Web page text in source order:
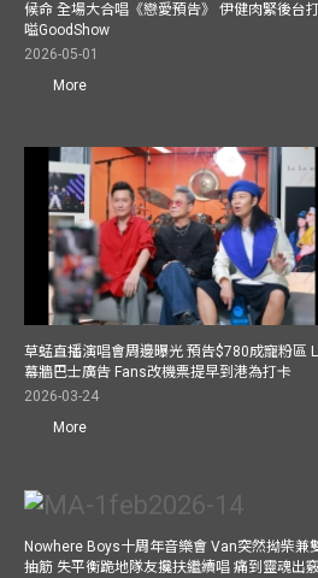
候命 全場大合唱《戀愛預告》 伊健肉緊後台
嗌GoodShow
2026-05-01
More
草蜢直播演唱會周邊曝光 預告$780成寵粉區
幕牆巴士廣告 Fans改機票提早到港為打卡
2026-03-24
More
Nowhere Boys十周年音樂會 Van突然拗柴兼
抽筋 失平衡跪地隊友攙扶繼續唱 痛到靈魂出